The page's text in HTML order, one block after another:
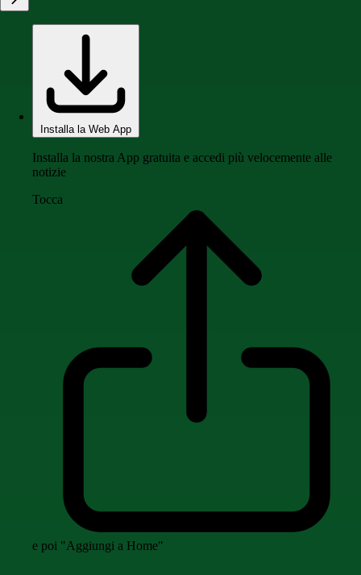
Installa la Web App
Installa la nostra App gratuita e accedi più velocemente alle
notizie
Tocca
e poi "Aggiungi a Home"